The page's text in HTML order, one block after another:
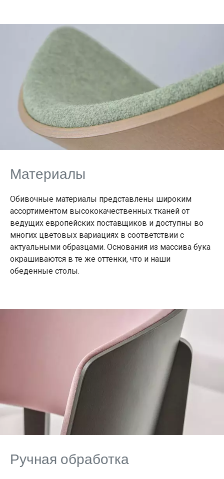
Материалы
Обивочные материалы представлены широким
ассортиментом высококачественных тканей от
ведущих европейских поставщиков и доступны во
многих цветовых вариациях в соответствии с
актуальными образцами. Основания из массива бука
окрашиваются в те же оттенки, что и наши
обеденные столы.
Ручная обработка